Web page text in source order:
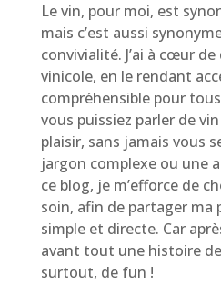
Le vin, pour moi, est
mais c’est aussi
convivialité. J’ai à cœur
vinicole, en le rendant
compréhensible pour
vous puissiez parler de
plaisir, sans jamais vous
jargon complexe ou une
ce blog, je m’efforce de
soin, afin de partager ma
simple et directe. Car
avant tout une histoire
surtout, de fun !